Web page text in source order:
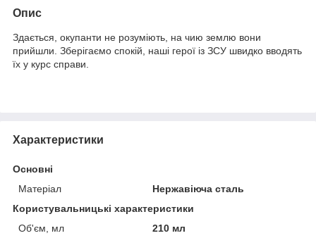
Опис
Здається, окупанти не розуміють, на чию землю вони
прийшли. Зберігаємо спокій, наші герої із ЗСУ швидко вводять
їх у курс справи.
Характеристики
Основні
Матеріал
Нержавіюча сталь
Користувальницькі характеристики
Об'єм, мл
210 мл